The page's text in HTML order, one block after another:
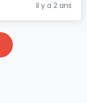
Il y a 2 ans